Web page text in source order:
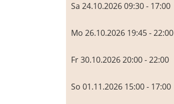
Sa 24.10.2026 09:30 - 17:00
Mo 26.10.2026 19:45 - 22:00
Fr 30.10.2026 20:00 - 22:00
So 01.11.2026 15:00 - 17:00